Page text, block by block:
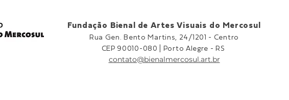
Fundação Bienal de Artes Visuais do Mercosul
Rua Gen. Bento Martins, 24/1201 - Centro
CEP 90010-080 |
Porto Alegre - RS
contato@bienalmercosul.art.br